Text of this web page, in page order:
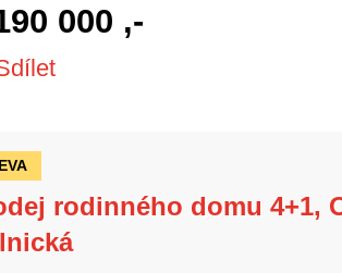
000 ,-
rodinného domu 4+1,